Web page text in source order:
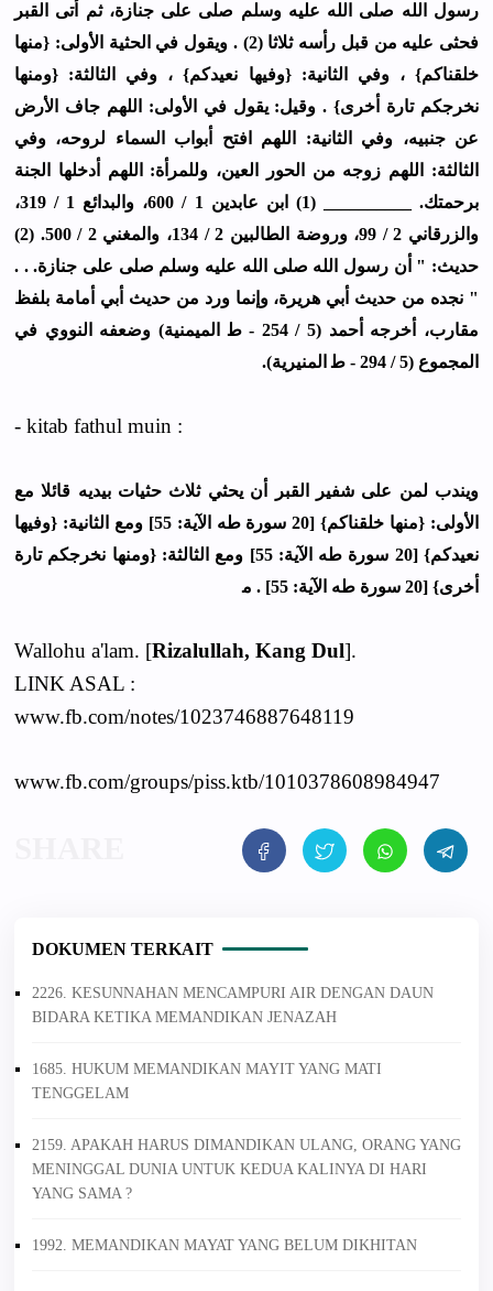
ﺭﺳﻮﻝ اﻟﻠﻪ ﺻﻠﻰ اﻟﻠﻪ ﻋﻠﻴﻪ ﻭﺳﻠﻢ ﺻﻠﻰ ﻋﻠﻰ ﺟﻨﺎﺯﺓ، ﺛﻢ ﺃﺗﻰ اﻟﻘﺒﺮ
ﻓﺤﺜﻰ ﻋﻠﻴﻪ ﻣﻦ ﻗﺒﻞ ﺭﺃﺳﻪ ﺛﻼﺛﺎ (2) . ﻭﻳﻘﻮﻝ ﻓﻲ اﻟﺤﺜﻴﺔ اﻷﻭﻟﻰ: {ﻣﻨﻬﺎ
ﺧﻠﻘﻨﺎﻛﻢ} ، ﻭﻓﻲ اﻟﺜﺎﻧﻴﺔ: {ﻭﻓﻴﻬﺎ ﻧﻌﻴﺪﻛﻢ} ، ﻭﻓﻲ اﻟﺜﺎﻟﺜﺔ: {ﻭﻣﻨﻬﺎ
ﻧﺨﺮﺟﻜﻢ ﺗﺎﺭﺓ ﺃﺧﺮﻯ} . ﻭﻗﻴﻞ: ﻳﻘﻮﻝ ﻓﻲ اﻷﻭﻟﻰ: اﻟﻠﻬﻢ ﺟﺎﻑ اﻷﺭﺽ
ﻋﻦ ﺟﻨﺒﻴﻪ، ﻭﻓﻲ اﻟﺜﺎﻧﻴﺔ: اﻟﻠﻬﻢ اﻓﺘﺢ ﺃﺑﻮاﺏ اﻟﺴﻤﺎء ﻟﺮﻭﺣﻪ، ﻭﻓﻲ
اﻟﺜﺎﻟﺜﺔ: اﻟﻠﻬﻢ ﺯﻭﺟﻪ ﻣﻦ اﻟﺤﻮﺭ اﻟﻌﻴﻦ، ﻭﻟﻠﻤﺮﺃﺓ: اﻟﻠﻬﻢ ﺃﺩﺧﻠﻬﺎ اﻟﺠﻨﺔ
ﺑﺮﺣﻤﺘﻚ. __________ (1) اﺑﻦ ﻋﺎﺑﺪﻳﻦ 1 / 600، ﻭاﻟﺒﺪاﺋﻊ 1 / 319،
ﻭاﻟﺰﺭﻗﺎﻧﻲ 2 / 99، ﻭﺭﻭﺿﺔ اﻟﻄﺎﻟﺒﻴﻦ 2 / 134، ﻭاﻟﻤﻐﻨﻲ 2 / 500. (2)
ﺣﺪﻳﺚ: " ﺃﻥ ﺭﺳﻮﻝ اﻟﻠﻪ ﺻﻠﻰ اﻟﻠﻪ ﻋﻠﻴﻪ ﻭﺳﻠﻢ ﺻﻠﻰ ﻋﻠﻰ ﺟﻨﺎﺯﺓ. . .
" ﻧﺠﺪﻩ ﻣﻦ ﺣﺪﻳﺚ ﺃﺑﻲ ﻫﺮﻳﺮﺓ، ﻭﺇﻧﻤﺎ ﻭﺭﺩ ﻣﻦ ﺣﺪﻳﺚ ﺃﺑﻲ ﺃﻣﺎﻣﺔ ﺑﻠﻔﻆ
ﻣﻘﺎﺭﺏ، ﺃﺧﺮﺟﻪ ﺃﺣﻤﺪ (5 / 254 - ﻃ اﻟﻤﻴﻤﻨﻴﺔ) ﻭﺿﻌﻔﻪ اﻟﻨﻮﻭﻱ ﻓﻲ
اﻟﻤﺠﻤﻮﻉ (5 / 294 - ﻃ اﻟﻤﻨﻴﺮﻳﺔ).
- kitab fathul muin :
ﻭﻳﻨﺪﺏ ﻟﻤﻦ ﻋﻠﻰ ﺷﻔﻴﺮ اﻟﻘﺒﺮ ﺃﻥ ﻳﺤﺜﻲ ﺛﻼﺙ ﺣﺜﻴﺎﺕ ﺑﻴﺪﻳﻪ ﻗﺎﺋﻼ ﻣﻊ
اﻷﻭﻟﻰ: {ﻣﻨﻬﺎ ﺧﻠﻘﻨﺎﻛﻢ} [20 ﺳﻮﺭﺓ ﻃﻪ اﻵﻳﺔ: 55] ﻭﻣﻊ اﻟﺜﺎﻧﻴﺔ: {ﻭﻓﻴﻬﺎ
ﻧﻌﻴﺪﻛﻢ} [20 ﺳﻮﺭﺓ ﻃﻪ اﻵﻳﺔ: 55] ﻭﻣﻊ اﻟﺜﺎﻟﺜﺔ: {ﻭﻣﻨﻬﺎ ﻧﺨﺮﺟﻜﻢ ﺗﺎﺭﺓ
ﺃﺧﺮﻯ} [20 ﺳﻮﺭﺓ ﻃﻪ اﻵﻳﺔ: 55] . ﻣ
Wallohu a'lam. [Rizalullah, Kang Dul].
LINK ASAL :
www.fb.com/notes/1023746887648119
www.fb.com/groups/piss.ktb/1010378608984947
DOKUMEN TERKAIT
2226. KESUNNAHAN MENCAMPURI AIR DENGAN DAUN
BIDARA KETIKA MEMANDIKAN JENAZAH
1685. HUKUM MEMANDIKAN MAYIT YANG MATI
TENGGELAM
2159. APAKAH HARUS DIMANDIKAN ULANG, ORANG YANG
MENINGGAL DUNIA UNTUK KEDUA KALINYA DI HARI
YANG SAMA ?
1992. MEMANDIKAN MAYAT YANG BELUM DIKHITAN